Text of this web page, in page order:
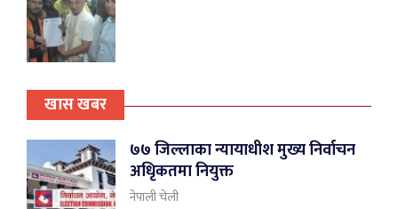
खास खबर
७७ जिल्लाका न्यायाधीश मुख्य निर्वाचन
अधिृकतमा नियुक्त
नेपाली चेली